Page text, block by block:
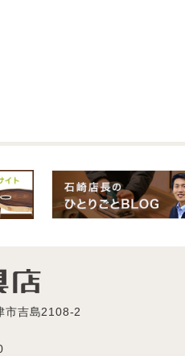
吉島2108-2